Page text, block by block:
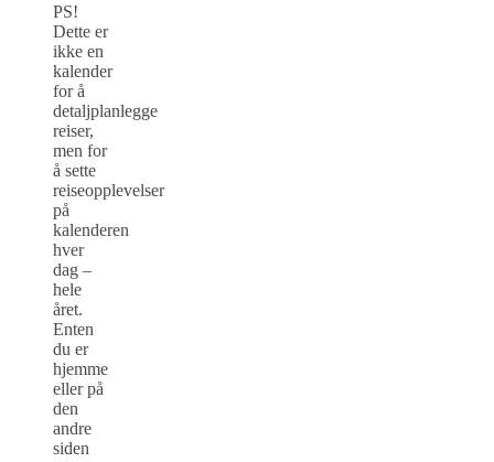
PS!
Dette er
ikke en
kalender
for å
detaljplanlegge
reiser,
men for
å sette
reiseopplevelser
på
kalenderen
hver
dag –
hele
året.
Enten
du er
hjemme
eller på
den
andre
siden